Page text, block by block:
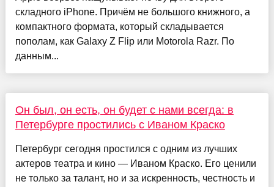
складного iPhone. Причём не большого книжного, а
компактного формата, который складывается
пополам, как Galaxy Z Flip или Motorola Razr. По
данным...
Он был, он есть, он будет с нами всегда: в
Петербурге простились с Иваном Краско
Петербург сегодня простился с одним из лучших
актеров театра и кино — Иваном Краско. Его ценили
не только за талант, но и за искренность, честность и